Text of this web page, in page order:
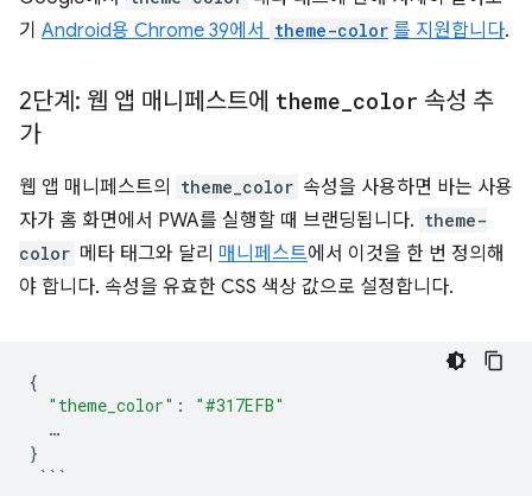
기 Android용 Chrome 39에서 theme-color 를 지원합니다.
2단계: 웹 앱 매니페스트에 theme color 속성 추
가
웹 앱 매니페스트의 theme_color 속성을 사용하면 바는 사용
자가 홈 화면에서 PWA를 실행할 때 브랜딩됩니다. theme-
color 메타 태그와 달리 매니페스트에서 이것을 한 번 정의해
야 합니다. 속성을 유효한 CSS 색상 값으로 설정합니다.
{
"theme_color" :
"#317EFB"
…
}
` ``